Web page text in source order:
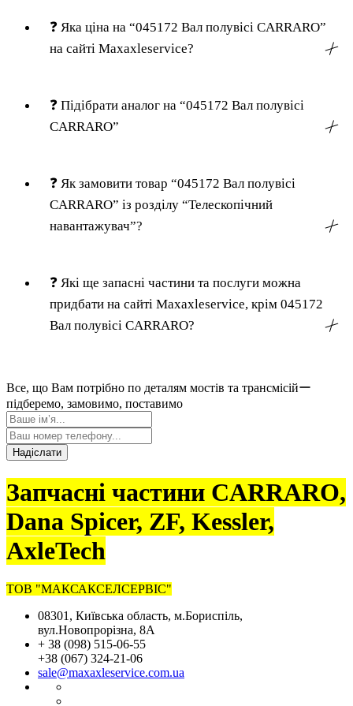
❓ Яка ціна на “045172 Вал полувісі CARRARO”
на сайті Maxaxleservice?
╳
❓ Підібрати аналог на “045172 Вал полувісі
CARRARO”
╳
❓ Як замовити товар “045172 Вал полувісі
CARRARO” із розділу “Телескопічний
навантажувач”?
╳
❓ Які ще запасні частини та послуги можна
придбати на сайті Maxaxleservice, крім 045172
Вал полувісі CARRARO?
╳
Все, що Вам потрібно по деталям мостів та трансмісійー
підберемо, замовимо, поставимо
Надіслати
Запчасні частини CARRARO,
Dana Spicer, ZF, Kessler,
AxleTech
ТОВ "МАКСАКСЕЛСЕРВІС"
08301, Київська область, м.Бориспіль,
вул.Новопрорізна, 8А
+ 38 (098) 515-06-55
+38 (067) 324-21-06
sale@maxaxleservice.com.ua